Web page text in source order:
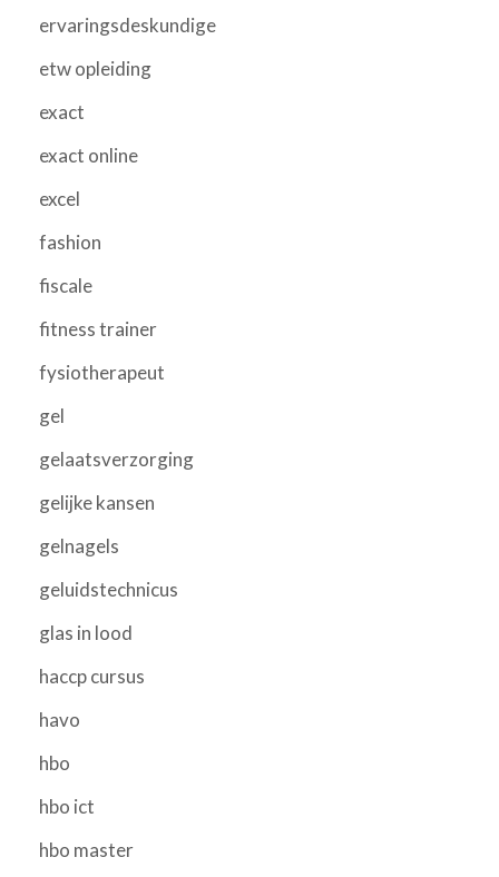
ervaringsdeskundige
etw opleiding
exact
exact online
excel
fashion
fiscale
fitness trainer
fysiotherapeut
gel
gelaatsverzorging
gelijke kansen
gelnagels
geluidstechnicus
glas in lood
haccp cursus
havo
hbo
hbo ict
hbo master